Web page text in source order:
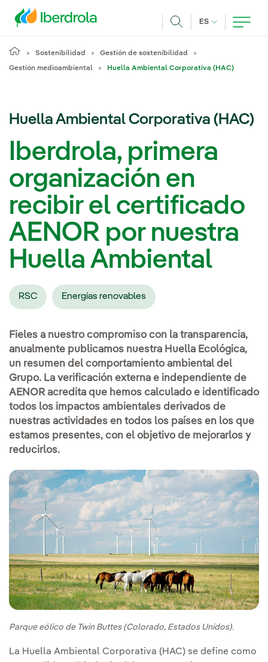
ES IDIOMA
Sostenibilidad Gestión de sostenibilidad
Gestión medioambiental Huella Ambiental Corporativa (HAC)
Huella Ambiental Corporativa (HAC)
Iberdrola, primera
organización en
recibir el certificado
AENOR por nuestra
Huella Ambiental
RSC Energías renovables
Fieles a nuestro compromiso con la transparencia,
anualmente publicamos nuestra Huella Ecológica,
un resumen del comportamiento ambiental del
Grupo. La verificación externa e independiente de
AENOR acredita que hemos calculado e identificado
todos los impactos ambientales derivados de
nuestras actividades en todos los países en los que
estamos presentes, con el objetivo de mejorarlos y
reducirlos.
Parque eólico de Twin Buttes (Colorado, Estados Unidos).
La Huella Ambiental Corporativa (HAC) se define como